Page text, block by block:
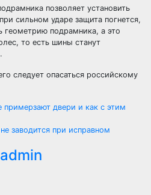
позволяет установить
сильном ударе защита погнется,
геометрию подрамника, а это
то есть шины станут
следует опасаться российскому
двери и как с этим
заводится при исправном
admin